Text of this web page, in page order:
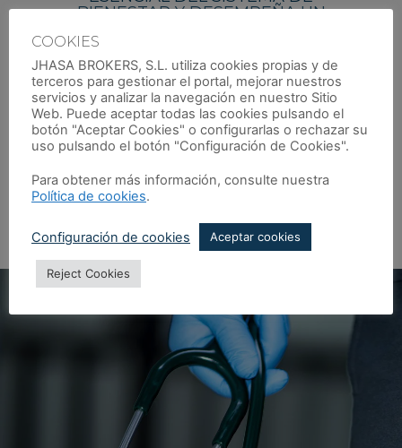
BIENESTAR Y DESEMPEÑA UN
Gracias a la combinación de un sistema
sanitario público sólido y una sanidad privada
en expansión, España presenta una de las
esperanza de vida más altas del mundo, que
ronda los 83 años.
Este dato no solo refleja un buen acceso a la
atención médica, sino también una alta
calidad en los servicios sanitarios, tanto
públicos como privados.
COOKIES
JHASA BROKERS, S.L. utiliza cookies propias y de
terceros para gestionar el portal, mejorar nuestros
servicios y analizar la navegación en nuestro Sitio
Web. Puede aceptar todas las cookies pulsando el
botón "Aceptar Cookies" o configurarlas o rechazar su
uso pulsando el botón "Configuración de Cookies".
Para obtener más información, consulte nuestra
Política de cookies.
Configuración de cookies Aceptar cookies
Reject Cookies